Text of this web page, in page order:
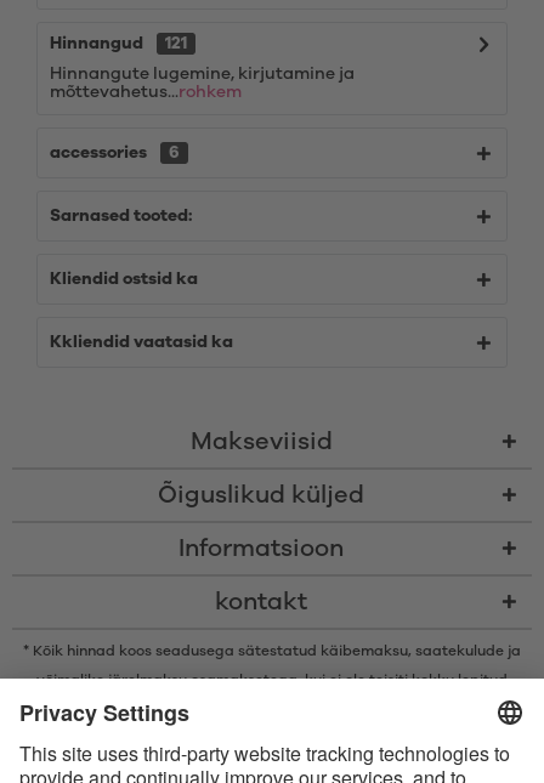
Hinnangud
121
Hinnangute lugemine, kirjutamine ja
mõttevahetus...rohkem
accessories 6
Sarnased tooted:
Kliendid ostsid ka
Kkliendid vaatasid ka
Makseviisid
Õiguslikud küljed
Informatsioon
kontakt
* Kõik hinnad koos seadusega sätestatud käibemaksu, saatekulude ja
võimalike järelmaksu osamaksetega, kui ei ole teisiti kokku lepitud
* Bluetooth®-i sõnamärk ja logod on ettevõtte Bluetooth SIG, Inc.
litsentsi alusel.